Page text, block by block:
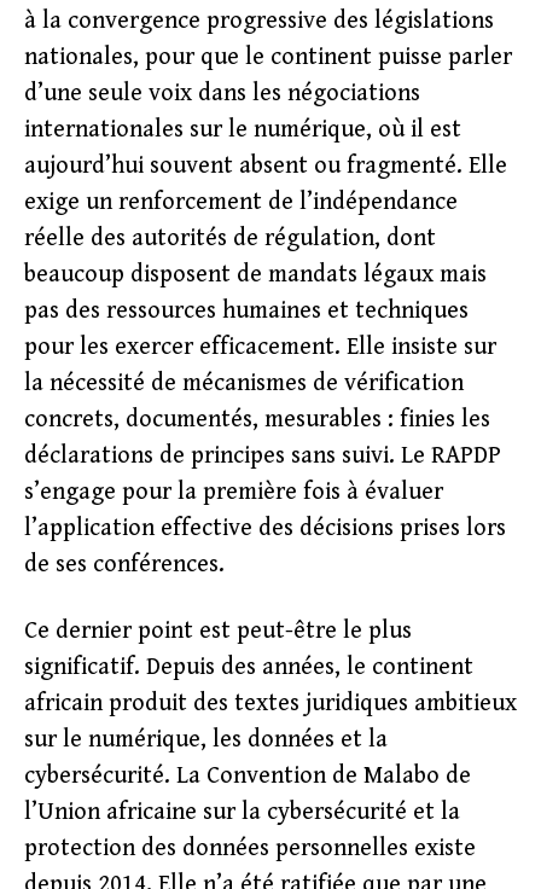
à la convergence progressive des législations
nationales, pour que le continent puisse parler
d’une seule voix dans les négociations
internationales sur le numérique, où il est
aujourd’hui souvent absent ou fragmenté. Elle
exige un renforcement de l’indépendance
réelle des autorités de régulation, dont
beaucoup disposent de mandats légaux mais
pas des ressources humaines et techniques
pour les exercer efficacement. Elle insiste sur
la nécessité de mécanismes de vérification
concrets, documentés, mesurables : finies les
déclarations de principes sans suivi. Le RAPDP
s’engage pour la première fois à évaluer
l’application effective des décisions prises lors
de ses conférences.
Ce dernier point est peut-être le plus
significatif. Depuis des années, le continent
africain produit des textes juridiques ambitieux
sur le numérique, les données et la
cybersécurité. La Convention de Malabo de
l’Union africaine sur la cybersécurité et la
protection des données personnelles existe